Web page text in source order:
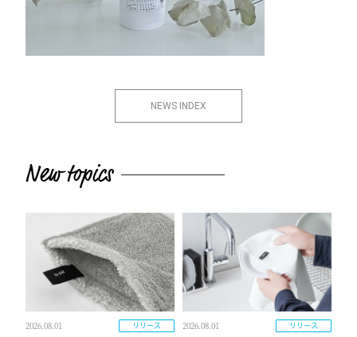
NEWS INDEX
2026.08.01 リリース 2026.08.01 リリース